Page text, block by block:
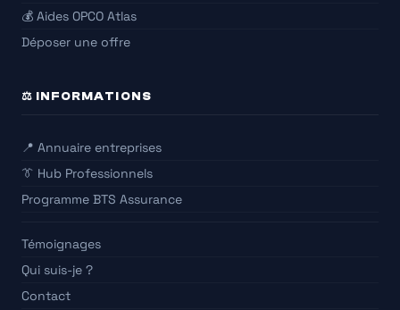
💰 Aides OPCO Atlas
Déposer une offre
⚖️ INFORMATIONS
📍 Annuaire entreprises
👔 Hub Professionnels
Programme BTS Assurance
Témoignages
Qui suis-je ?
Contact